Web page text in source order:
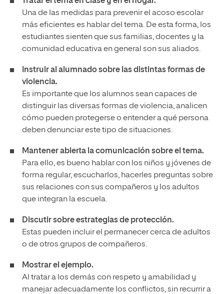
Una de las medidas para prevenir el acoso escolar
más eficientes es hablar del tema. De esta forma, los
estudiantes sienten que sus familias, docentes y la
comunidad educativa en general son sus aliados.
Instruir al alumnado sobre las distintas formas de
violencia.
Es importante que los alumnos sean capaces de
distinguir las diversas formas de violencia, analicen
cómo pueden protegerse o entender a qué persona
deben denunciar este tipo de situaciones.
Mantener abierta la comunicación sobre el tema.
Para ello, es bueno hablar con los niños y jóvenes de
forma regular, escucharlos, hacerles preguntas sobre
sus relaciones con sus compañeros y los adultos
que integran la escuela.
Discutir sobre estrategias de protección.
Estas pueden incluir el permanecer cerca de adultos
o de otros grupos de compañeros.
Mostrar el ejemplo.
Al tratar a los demás con respeto y amabilidad y
manejar adecuadamente los conflictos, sin recurrir a